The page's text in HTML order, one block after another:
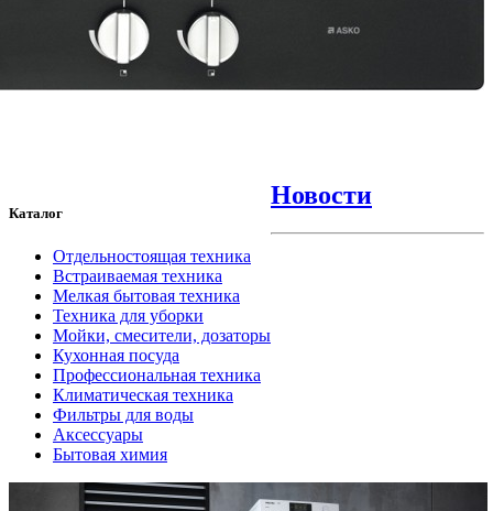
Каталог
Отдельностоящая техника
Встраиваемая техника
Мелкая бытовая техника
Техника для уборки
Мойки, смесители, дозаторы
Кухонная посуда
Профессиональная техника
Климатическая техника
Фильтры для воды
Аксессуары
Бытовая химия
Новости